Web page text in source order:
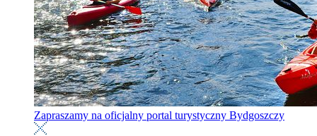
Zapraszamy na oficjalny portal turystyczny Bydgoszczy